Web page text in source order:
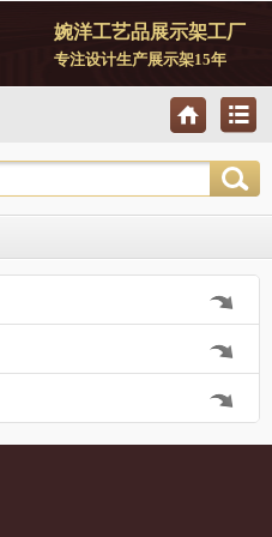
婉洋工艺品展示架工厂
专注设计生产展示架15年